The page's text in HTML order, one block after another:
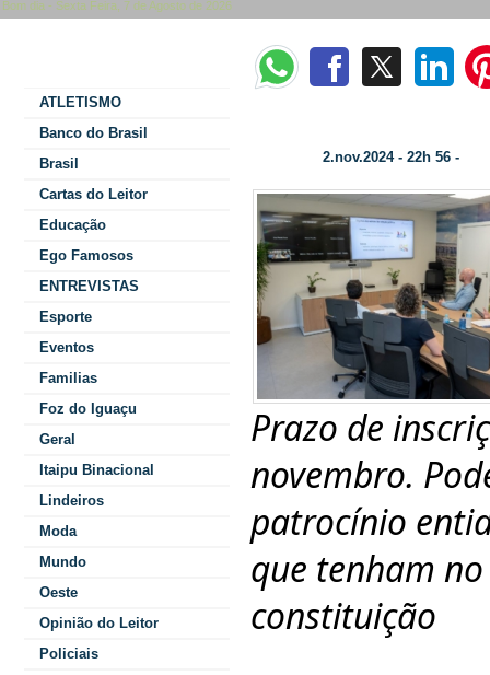
Bom dia - Sexta Feira, 7 de Agosto de 2026
ATLETISMO
Banco do Brasil
Brasil
Cartas do Leitor
Educação
Ego Famosos
ENTREVISTAS
Esporte
Eventos
Familias
Foz do Iguaçu
Geral
Itaipu Binacional
Lindeiros
Moda
Mundo
Oeste
Opinião do Leitor
Policiais
2.nov.2024 - 22h 56 -
Prazo de
novembro.
patrocínio
que tenham
constituição